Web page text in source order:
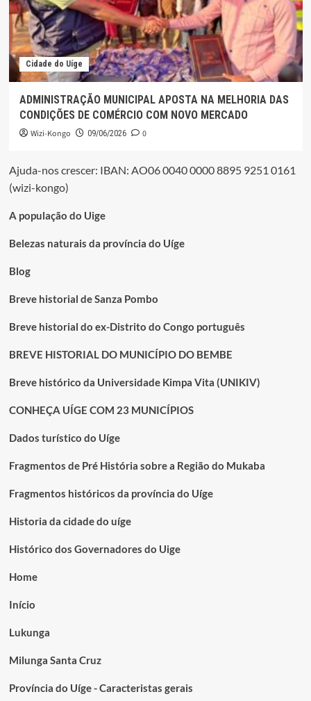
Cidade do Uíge
ADMINISTRAÇÃO MUNICIPAL APOSTA NA MELHORIA DAS
CONDIÇÕES DE COMÉRCIO COM NOVO MERCADO
Wizi-Kongo 09/06/2026 0
Ajuda-nos crescer: IBAN: AO06 0040 0000 8895 9251 0161
(wizi-kongo)
A população do Uige
Belezas naturais da província do Uíge
Blog
Breve historial de Sanza Pombo
Breve historial do ex-Distrito do Congo português
BREVE HISTORIAL DO MUNICÍPIO DO BEMBE
Breve histórico da Universidade Kimpa Vita (UNIKIV)
CONHEÇA UÍGE COM 23 MUNICÍPIOS
Dados turístico do Uíge
Fragmentos de Pré História sobre a Região do Mukaba
Fragmentos históricos da província do Uíge
Historia da cidade do uíge
Histórico dos Governadores do Uige
Home
Início
Lukunga
Milunga Santa Cruz
Província do Uíge - Caracteristas gerais